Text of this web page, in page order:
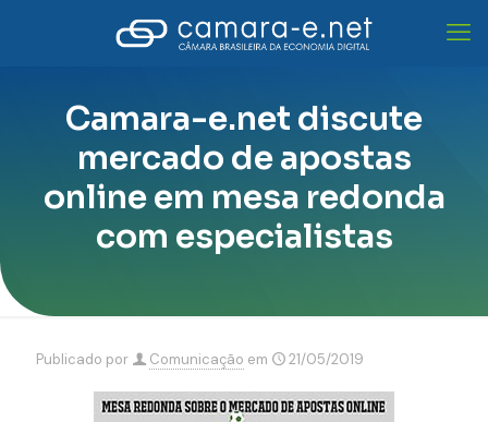
Camara-e.net discute
mercado de apostas
online em mesa redonda
com especialistas
Publicado por Comunicação em 21/05/2019